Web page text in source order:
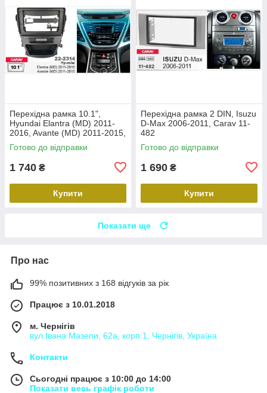
Перехідна рамка 10.1",
Hyundai Elantra (MD) 2011-
2016, Avante (MD) 2011-2015,
Carav 22-2314
Готово до відправки
1 740 ₴
Купити
Перехідна рамка 2 DIN, Isuzu
D-Max 2006-2011, Carav 11-
482
Готово до відправки
1 690 ₴
Купити
Показати ще
Про нас
99% позитивних з 168 відгуків за рік
Працює з 10.01.2018
м. Чернігів
вул.Івана Мазепи, 62а, корп.1, Чернігів, Україна
Контакти
Сьогодні працює з 10:00 до 14:00
Показати весь графік роботи